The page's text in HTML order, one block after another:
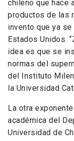
chileno que hace
productos de las
invento que ya se
Estados Unidos.
idea es que se
normas del
del Instituto
la Universidad
La otra
académica del
Universidad de